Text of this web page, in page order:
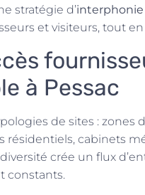
stratégie d’interphonie
et visiteurs, tout
à Pessac
de sites : zones
résidentiels, cabinets
crée un flux
constants.